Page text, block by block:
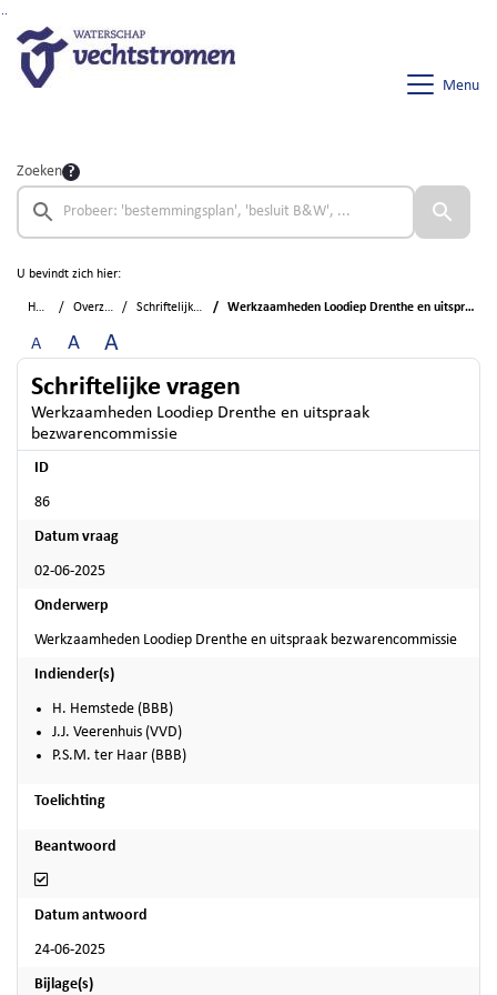
Menu
Zoeken
U bevindt zich hier:
Home Overzichten Schriftelijke vragen Werkzaamheden Loodiep Drenthe en uitspraak bezwarencommissie
A A A
Schriftelijke vragen
Werkzaamheden Loodiep Drenthe en uitspraak
bezwarencommissie
ID
86
Datum vraag
02-06-2025
Onderwerp
Werkzaamheden Loodiep Drenthe en uitspraak bezwarencommissie
Indiender(s)
H. Hemstede (BBB)
J.J. Veerenhuis (VVD)
P.S.M. ter Haar (BBB)
Toelichting
Beantwoord
Datum antwoord
24-06-2025
Bijlage(s)